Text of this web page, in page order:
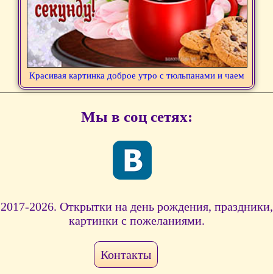
Красивая картинка доброе утро с тюльпанами и чаем
Мы в соц сетях:
2017-2026. Открытки на день рождения, праздники,
картинки с пожеланиями.
Контакты